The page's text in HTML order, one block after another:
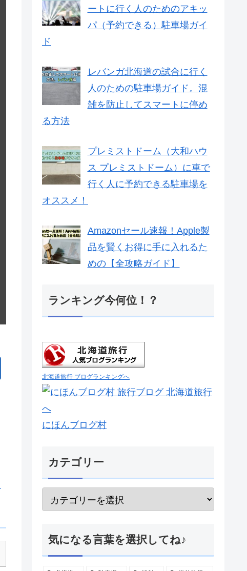
ートに行く人のためのアキッ
パ（予約できる）駐車場ガイ
ド
レバンガ北海道の試合に行く
人のための駐車場ガイド。混
雑を防止してスマートに停め
る方法
プレミストドーム（大和ハウ
ス プレミストドーム）に車で
行く人に予約できる駐車場を
オススメ！
Amazonセール速報！Apple製
品を賢くお得に手に入れるた
めの【全攻略ガイド】
ランキング今何位！？
北海道旅行 ブログランキングへ
にほんブログ村
カテゴリー
気になる言葉を選択してね♪